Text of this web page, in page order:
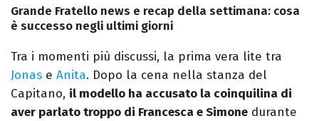
Grande Fratello news e recap della settimana: cosa
è successo negli ultimi giorni
Tra i momenti più discussi, la prima vera lite tra
Jonas e Anita. Dopo la cena nella stanza del
Capitano, il modello ha accusato la coinquilina di
aver parlato troppo di Francesca e Simone durante